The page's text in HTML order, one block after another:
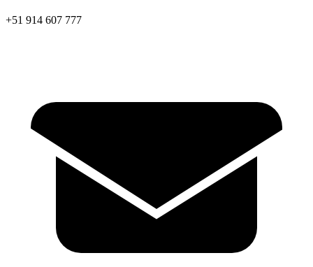
+51 914 607 777